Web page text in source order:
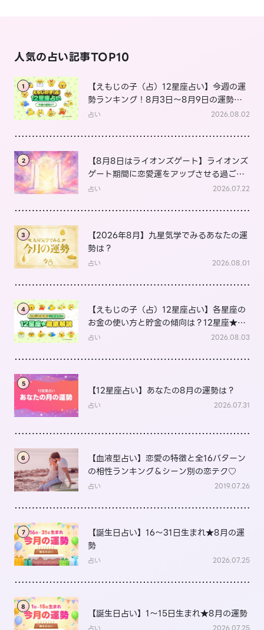
人気の占い記事TOP10
1
【えもじの子（占）12星座占い】今週の運
勢ランキング！8月3日～8月9日の運勢
は？
占い 2026.08.02
2
【8月8日はライオンズゲート】ライオンズ
ゲート期間に恋愛運をアップさせる過ごし
方は？
占い 2026.07.22
3
【2026年8月】九星気学でみるあなたの運
勢は？
占い 2026.08.01
4
【えもじの子（占）12星座占い】各星座の
お金の使い方と貯金の傾向は？12星座★徹
底解説
占い 2026.08.03
5
【12星座占い】あなたの8月の運勢は？
占い 2026.07.31
6
【血液型占い】恋愛の特徴と全16パターン
の相性ランキング＆シーン別の恋テク♡
占い 2019.07.26
7
【誕生日占い】16～31日生まれ★8月の運
勢
占い 2026.07.25
8
【誕生日占い】1～15日生まれ★8月の運勢